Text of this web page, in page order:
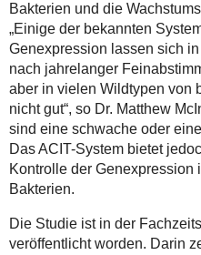
Bakterien und die
„Einige der bekannten
Genexpression lassen sich
nach jahrelanger
aber in vielen Wildtypen von
nicht gut“, so Dr. Matthew
sind eine schwache oder
Das ACIT-System bietet
Kontrolle der Genexpression
Bakterien.
Die Studie ist in der
veröffentlicht worden. Darin